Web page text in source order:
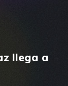
llega a